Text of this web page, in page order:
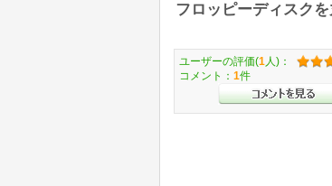
フロッピーディスク
ユーザーの評価(1 人)：
コメント： 1件